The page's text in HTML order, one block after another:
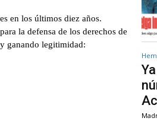
en los últimos diez años.
la defensa de los derechos de
ganando legitimidad: